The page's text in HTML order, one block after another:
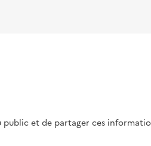
et de partager ces